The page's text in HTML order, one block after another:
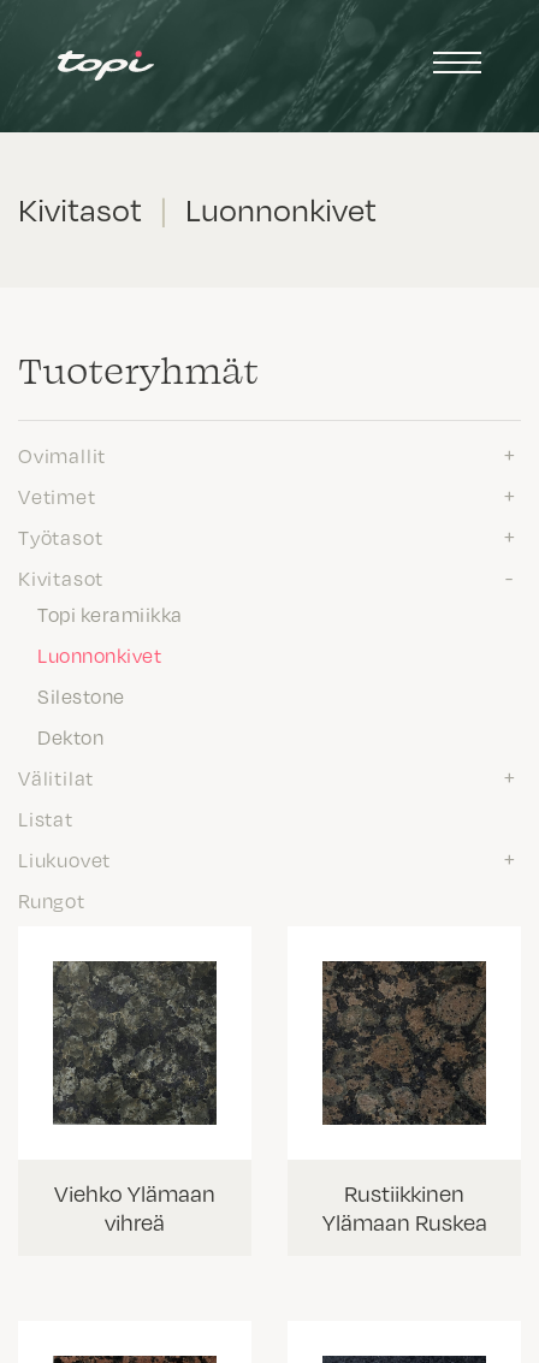
Kivitasot | Luonnonkivet
Tuote­ryhmät
Ovimallit
Vetimet
Työtasot
Kivitasot
Topi keramiikka
Luonnonkivet
Silestone
Dekton
Välitilat
Listat
Liukuovet
Rungot
Viehko Ylämaan
vihreä
Rustiikkinen
Ylämaan Ruskea